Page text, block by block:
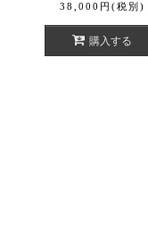
38,000 円 (税別)
購入する